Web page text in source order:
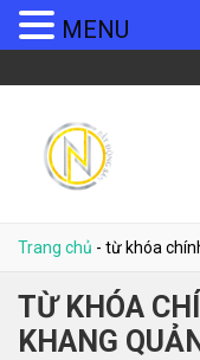
Trang chủ - từ khóa
TỪ KHÓA
KHANG
MENU